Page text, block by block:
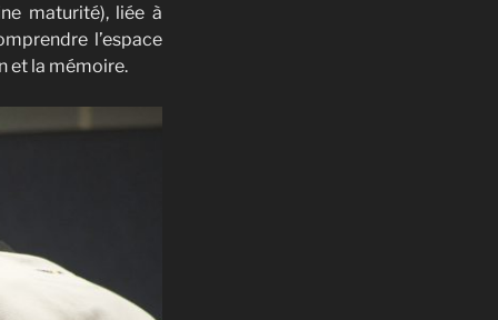
maturité), liée à
l’espace
et la mémoire.